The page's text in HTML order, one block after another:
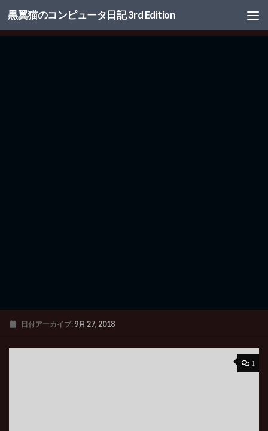
コンテンツへスキップ
黒翼猫のコンピュータ日記 3rd Edition
日付アーカイブ: 9月 27, 2018
1